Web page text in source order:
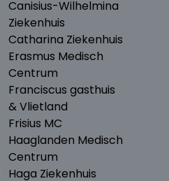
Canisius-Wilhelmina
Ziekenhuis
Catharina Ziekenhuis
Erasmus Medisch
Centrum
Franciscus gasthuis
& Vlietland
Frisius MC
Haaglanden Medisch
Centrum
Haga Ziekenhuis